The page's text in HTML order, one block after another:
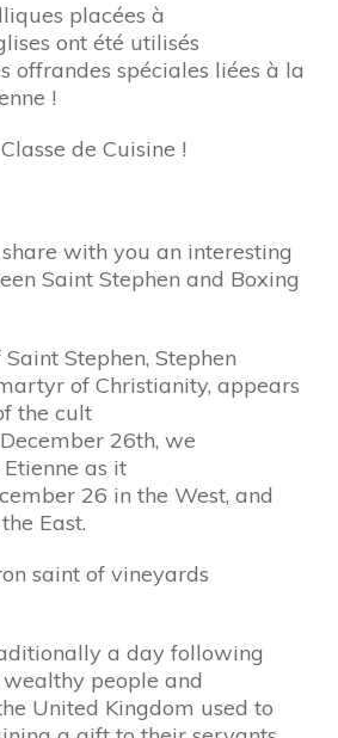
placées à
ont été utilisés
offrandes spéciales liées à la
!
de Cuisine !
with you an interesting
Saint Stephen and Boxing
Stephen, Stephen
of Christianity, appears
the cult
26th, we
as it
26 in the West, and
East.
saint of vineyards
a day following
people and
United Kingdom used to